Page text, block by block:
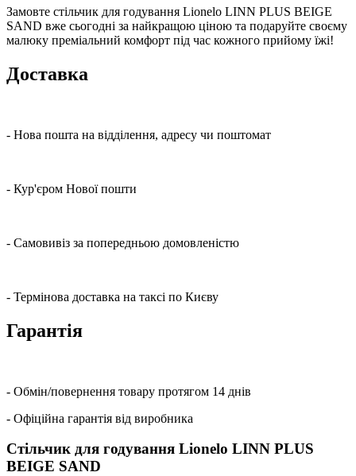
Замовте стільчик для годування Lionelo LINN PLUS BEIGE
SAND вже сьогодні за найкращою ціною та подаруйте своєму
малюку преміальний комфорт під час кожного прийому їжі!
Доставка
- Нова пошта на відділення, адресу чи поштомат
- Кур'єром Нової пошти
- Самовивіз за попередньою домовленістю
- Термінова доставка на таксі по Києву
Гарантія
- Обмін/повернення товару протягом 14 днів
- Офіційна гарантія від виробника
Стільчик для годування Lionelo LINN PLUS
BEIGE SAND